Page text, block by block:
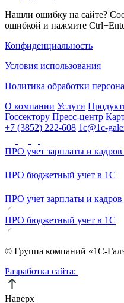
Нашли ошибку на сайте?
ошибкой и нажмите
Конфиденциальность
Условия использования
Политика обработки
О компании Услуги
Госсектору Пресс-центр
+7 (3852) 222-608 1c@1c-
ПРО учет зарплаты и
ПРО бюджетный учет в 1С
ПРО учет зарплаты и
ПРО бюджетный учет в 1С
© Группа компаний «1С-
Разработка сайта:
Наверх